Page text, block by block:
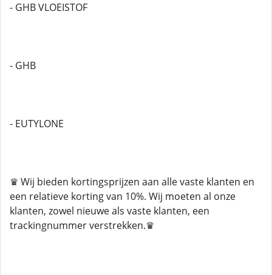
- GHB VLOEISTOF
- GHB
- EUTYLONE
♛ Wij bieden kortingsprijzen aan alle vaste klanten en
een relatieve korting van 10%. Wij moeten al onze
klanten, zowel nieuwe als vaste klanten, een
trackingnummer verstrekken.♛